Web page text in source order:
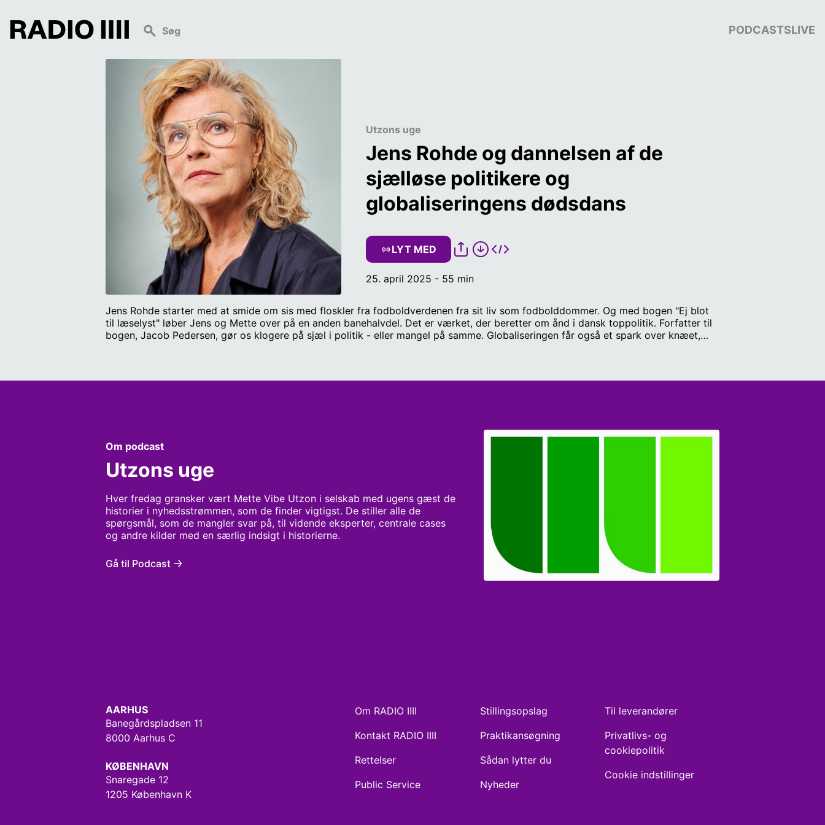
PODCASTSLIVE
Utzons uge
Jens Rohde og dannelsen af de
sjælløse politikere og
globaliseringens dødsdans
LYT MED
25. april 2025 - 55 min
Jens Rohde starter med at smide om sis med floskler fra fodboldverdenen fra sit liv som fodbolddommer. Og med bogen "Ej blot
til læselyst" løber Jens og Mette over på en anden banehalvdel. Det er værket, der beretter om ånd i dansk toppolitik. Forfatter til
bogen, Jacob Pedersen, gør os klogere på sjæl i politik - eller mangel på samme. Globaliseringen får også et spark over knæet,
Om podcast
Utzons uge
Hver fredag gransker vært Mette Vibe Utzon i selskab med ugens gæst de
historier i nyhedsstrømmen, som de finder vigtigst. De stiller alle de
spørgsmål, som de mangler svar på, til vidende eksperter, centrale cases
og andre kilder med en særlig indsigt i historierne.
Gå til Podcast
AARHUS
Banegårdspladsen 11
8000 Aarhus C
KØBENHAVN
Snaregade 12
1205 København K
Om RADIO IIII
Kontakt RADIO IIII
Rettelser
Public Service
Stillingsopslag
Praktikansøgning
Sådan lytter du
Nyheder
Til leverandører
Privatlivs- og
cookiepolitik
Cookie indstillinger